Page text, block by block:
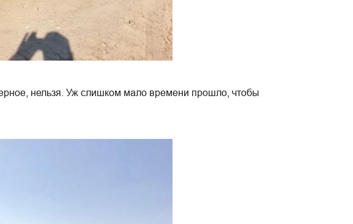
нельзя. Уж слишком мало времени прошло, чтобы